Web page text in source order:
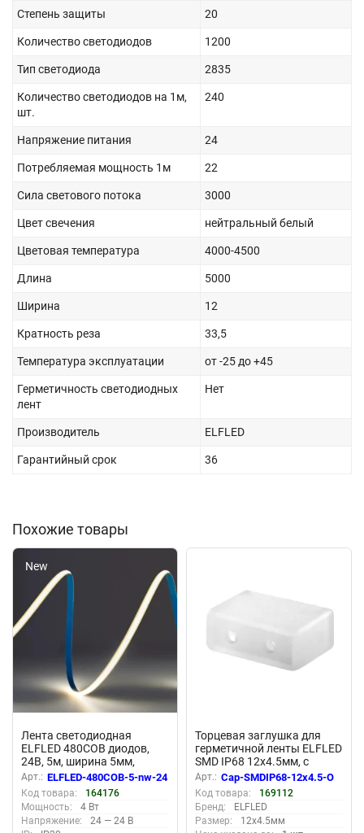
Степень защиты 20
Количество светодиодов 1200
Тип светодиода 2835
Количество светодиодов на 1м,
шт.
240
Напряжение питания 24
Потребляемая мощность 1м 22
Сила светового потока 3000
Цвет свечения нейтральный белый
Цветовая температура 4000-4500
Длина 5000
Ширина 12
Кратность реза 33,5
Температура эксплуатации от -25 до +45
Герметичность светодиодных
лент
Нет
Производитель ELFLED
Гарантийный срок 36
Похожие товары
New
Лента светодиодная
ELFLED 480COB диодов,
24В, 5м, ширина 5мм,
белый нейтральный 4000-
4500К
Арт.: ELFLED-480COB-5-nw-24
Код товара:
164176
Мощность:
4 Вт
Напряжение:
24 — 24 В
Торцевая заглушка для
герметичной ленты ELFLED
SMD IP68 12х4.5мм, с
отверстием (комплект 10
шт)
Арт.: Cap-SMDIP68-12x4.5-O
Код товара:
169112
Бренд:
ELFLED
Размер:
12х4.5мм